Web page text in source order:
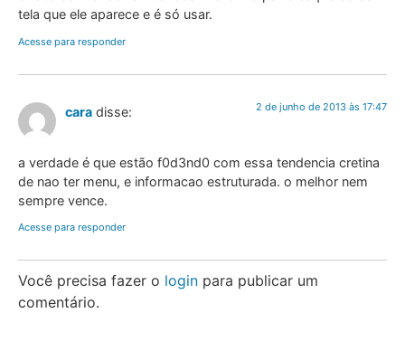
tela que ele aparece e é só usar.
Acesse para responder
cara disse: 2 de junho de 2013 às 17:47
a verdade é que estão f0d3nd0 com essa tendencia cretina
de nao ter menu, e informacao estruturada. o melhor nem
sempre vence.
Acesse para responder
Você precisa fazer o login para publicar um
comentário.